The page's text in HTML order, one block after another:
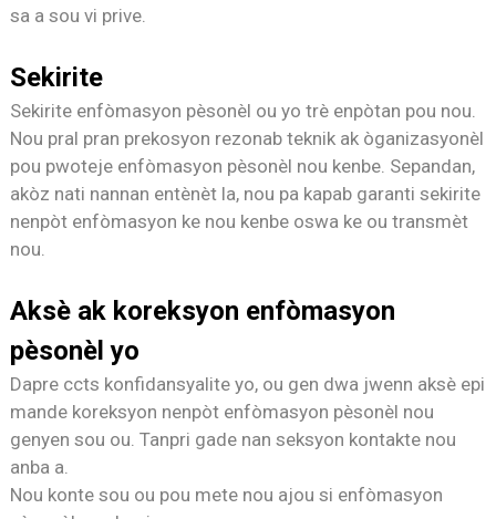
sa a sou vi prive.
Sekirite
Sekirite enfòmasyon pèsonèl ou yo trè enpòtan pou nou.
Nou pral pran prekosyon rezonab teknik ak òganizasyonèl
pou pwoteje enfòmasyon pèsonèl nou kenbe. Sepandan,
akòz nati nannan entènèt la, nou pa kapab garanti sekirite
nenpòt enfòmasyon ke nou kenbe oswa ke ou transmèt
nou.
Aksè ak koreksyon enfòmasyon
pèsonèl yo
Dapre ccts konfidansyalite yo, ou gen dwa jwenn aksè epi
mande koreksyon nenpòt enfòmasyon pèsonèl nou
genyen sou ou. Tanpri gade nan seksyon kontakte nou
anba a.
Nou konte sou ou pou mete nou ajou si enfòmasyon